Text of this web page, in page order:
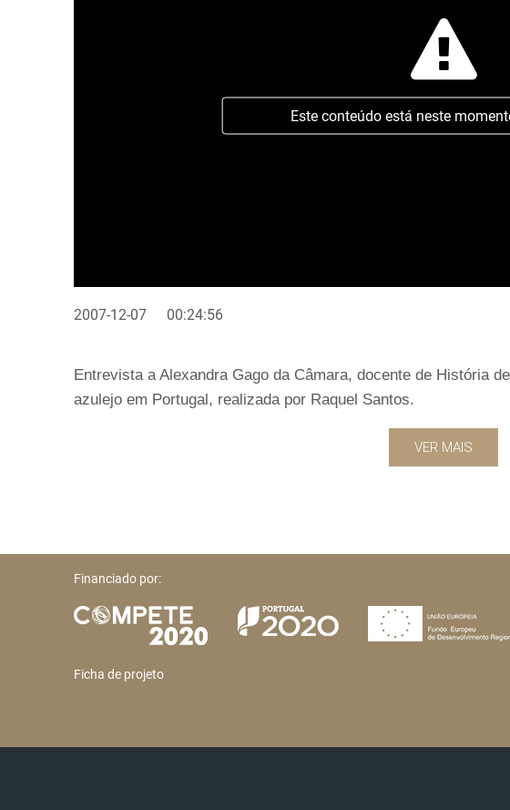
Este conteúdo está neste
2007-12-07 00:24:56
Entrevista a Alexandra Gago da Câmara, docente de História
azulejo em Portugal, realizada por Raquel Santos.
VER MAIS
Financiado por:
Ficha de projeto